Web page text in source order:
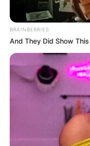
BRAINBERRIES
And They Did Show